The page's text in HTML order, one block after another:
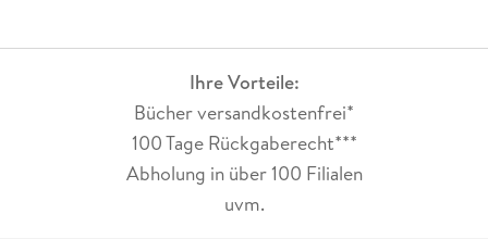
Ihre Vorteile:
Bücher versandkostenfrei*
100 Tage Rückgaberecht***
Abholung in über 100 Filialen
uvm.